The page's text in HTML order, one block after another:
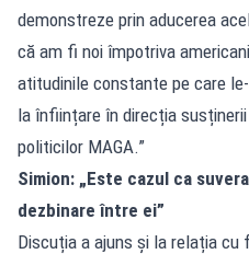
demonstreze prin aducerea
că am fi noi împotriva
atitudinile constante pe care
la înființare în direcția
politicilor MAGA.”
Simion: „Este cazul ca
dezbinare între ei”
Discuția a ajuns și la relația